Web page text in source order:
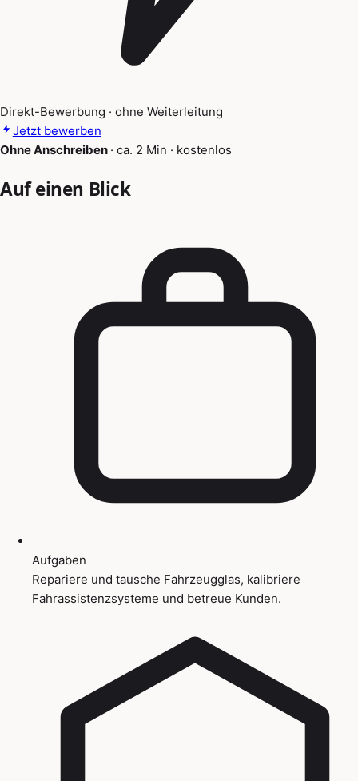
Direkt-Bewerbung · ohne Weiterleitung
Jetzt bewerben
Ohne Anschreiben · ca. 2 Min · kostenlos
Auf einen Blick
Aufgaben
Repariere und tausche Fahrzeugglas, kalibriere
Fahrassistenzsysteme und betreue Kunden.